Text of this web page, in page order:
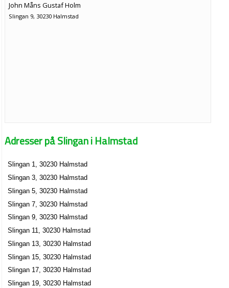
John Måns Gustaf Holm
Slingan 9, 30230 Halmstad
Adresser på Slingan i Halmstad
Slingan 1, 30230 Halmstad
Slingan 3, 30230 Halmstad
Slingan 5, 30230 Halmstad
Slingan 7, 30230 Halmstad
Slingan 9, 30230 Halmstad
Slingan 11, 30230 Halmstad
Slingan 13, 30230 Halmstad
Slingan 15, 30230 Halmstad
Slingan 17, 30230 Halmstad
Slingan 19, 30230 Halmstad